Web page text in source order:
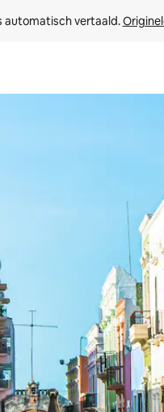
automatisch vertaald.
omhoog en